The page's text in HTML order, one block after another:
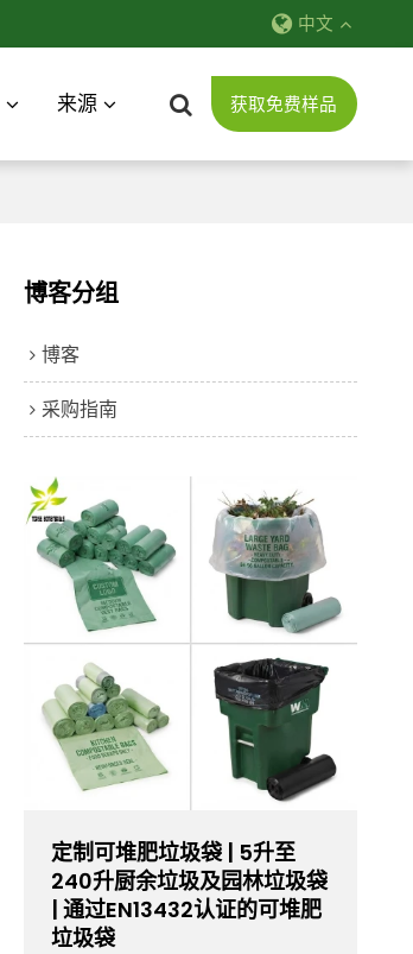
中文
来源 获取免费样品
博客分组
博客
采购指南
定制可堆肥垃圾袋 | 5升至
240升厨余垃圾及园林垃圾袋
| 通过EN13432认证的可堆肥
垃圾袋